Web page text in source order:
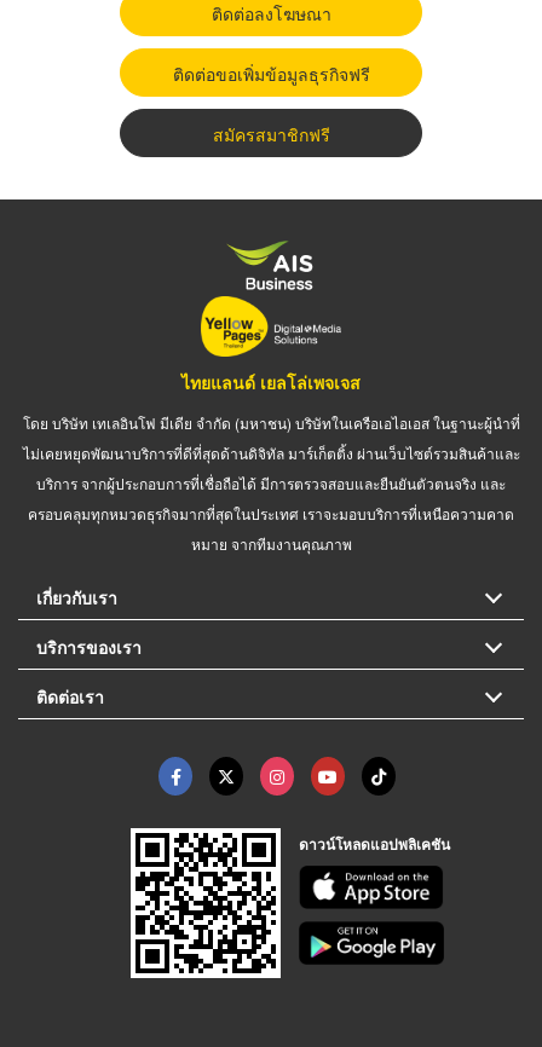
ติดต่อลงโฆษณา
ติดต่อขอเพิ่มข้อมูลธุรกิจฟรี
สมัครสมาชิกฟรี
ไทยแลนด์ เยลโล่เพจเจส
โดย บริษัท เทเลอินโฟ มีเดีย จำกัด (มหาชน) บริษัทในเครือเอไอเอส ในฐานะผู้นำที่
ไม่เคยหยุดพัฒนาบริการที่ดีที่สุดด้านดิจิทัล มาร์เก็ตติ้ง ผ่านเว็บไซต์รวมสินค้าและ
บริการ จากผู้ประกอบการที่เชื่อถือได้ มีการตรวจสอบและยืนยันตัวตนจริง และ
ครอบคลุมทุกหมวดธุรกิจมากที่สุดในประเทศ เราจะมอบบริการที่เหนือความคาด
หมาย จากทีมงานคุณภาพ
เกี่ยวกับเรา
บริการของเรา
ติดต่อเรา
ดาวน์โหลดแอปพลิเคชัน